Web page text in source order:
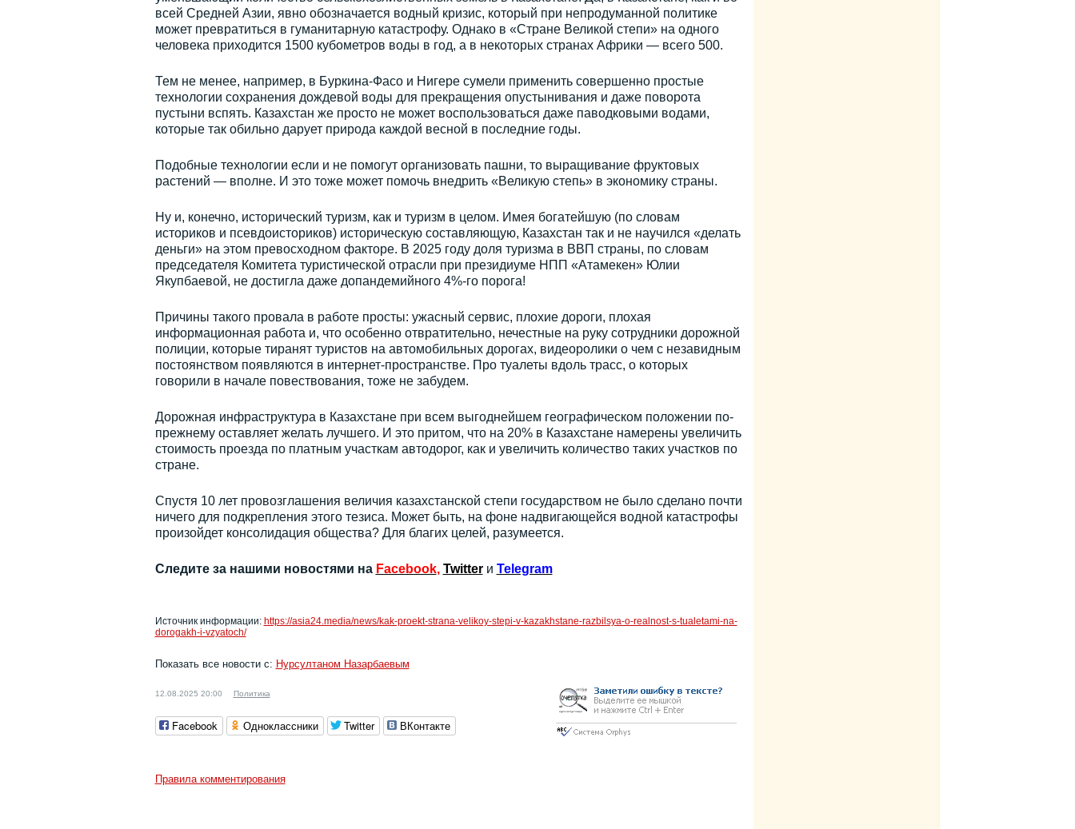
всей Средней Азии, явно обозначается водный кризис, который при непродуманной политике
может превратиться в гуманитарную катастрофу. Однако в «Стране Великой степи» на одного
человека приходится 1500 кубометров воды в год, а в некоторых странах Африки — всего 500.
Тем не менее, например, в Буркина-Фасо и Нигере сумели применить совершенно простые
технологии сохранения дождевой воды для прекращения опустынивания и даже поворота
пустыни вспять. Казахстан же просто не может воспользоваться даже паводковыми водами,
которые так обильно дарует природа каждой весной в последние годы.
Подобные технологии если и не помогут организовать пашни, то выращивание фруктовых
растений — вполне. И это тоже может помочь внедрить «Великую степь» в экономику страны.
Ну и, конечно, исторический туризм, как и туризм в целом. Имея богатейшую (по словам
историков и псевдоисториков) историческую составляющую, Казахстан так и не научился «делать
деньги» на этом превосходном факторе. В 2025 году доля туризма в ВВП страны, по словам
председателя Комитета туристической отрасли при президиуме НПП «Атамекен» Юлии
Якупбаевой, не достигла даже допандемийного 4%-го порога!
Причины такого провала в работе просты: ужасный сервис, плохие дороги, плохая
информационная работа и, что особенно отвратительно, нечестные на руку сотрудники дорожной
полиции, которые тиранят туристов на автомобильных дорогах, видеоролики о чем с незавидным
постоянством появляются в интернет-пространстве. Про туалеты вдоль трасс, о которых
говорили в начале повествования, тоже не забудем.
Дорожная инфраструктура в Казахстане при всем выгоднейшем географическом положении по-
прежнему оставляет желать лучшего. И это притом, что на 20% в Казахстане намерены увеличить
стоимость проезда по платным участкам автодорог, как и увеличить количество таких участков по
стране.
Спустя 10 лет провозглашения величия казахстанской степи государством не было сделано почти
ничего для подкрепления этого тезиса. Может быть, на фоне надвигающейся водной катастрофы
произойдет консолидация общества? Для благих целей, разумеется.
Следите за нашими новостями на Facebook, Twitter и Telegram
Источник информации: https://asia24.media/news/kak-proekt-strana-velikoy-stepi-v-kazakhstane-razbilsya-o-realnost-s-tualetami-na-
dorogakh-i-vzyatoch/
Показать все новости с: Нурсултаном Назарбаевым
12.08.2025 20:00 Политика
Facebook Одноклассники Twitter ВКонтакте
Правила комментирования